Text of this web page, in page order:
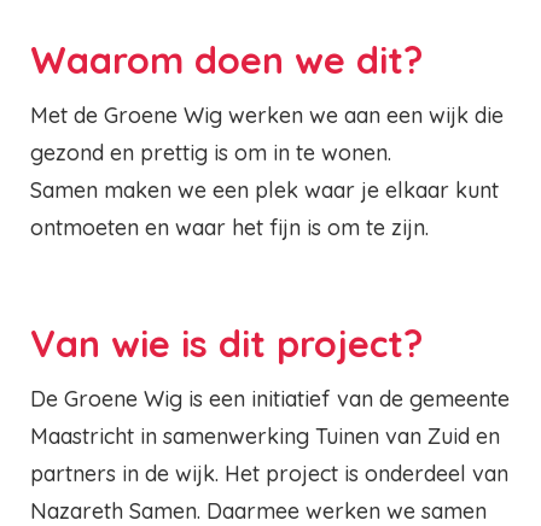
Waarom doen we dit?
Met de Groene Wig werken we aan een wijk die
gezond en prettig is om in te wonen.
Samen maken we een plek waar je elkaar kunt
ontmoeten en waar het fijn is om te zijn.
Van wie is dit project?
De Groene Wig is een initiatief van de gemeente
Maastricht in samenwerking Tuinen van Zuid en
partners in de wijk. Het project is onderdeel van
Nazareth Samen. Daarmee werken we samen